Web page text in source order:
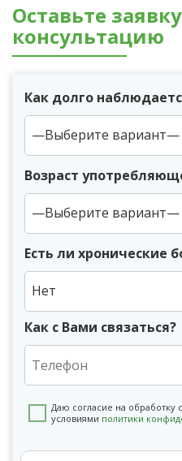
Оставьте
консультацию
Как долго
Возраст
Есть ли хронические
Нет
Как с Вами связаться?
Даю согласие на
условиями политики